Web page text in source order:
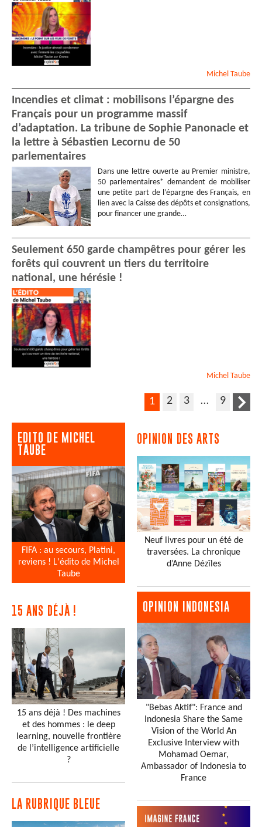
Michel Taube
Incendies et climat : mobilisons l’épargne des
Français pour un programme massif
d’adaptation. La tribune de Sophie Panonacle et
la lettre à Sébastien Lecornu de 50
parlementaires
Dans une lettre ouverte au Premier ministre,
50 parlementaires* demandent de mobiliser
une petite part de l’épargne des Français, en
lien avec la Caisse des dépôts et consignations,
pour financer une grande…
Seulement 650 garde champêtres pour gérer les
forêts qui couvrent un tiers du territoire
national, une hérésie !
Michel Taube
1 2 3 … 9
EDITO DE MICHEL
TAUBE
FIFA : au secours, Platini,
reviens ! L'édito de Michel
Taube
15 ANS DÉJÀ !
15 ans déjà ! Des machines
et des hommes : le deep
learning, nouvelle frontière
de l’intelligence artificielle
?
LA RUBRIQUE BLEUE
OPINION DES ARTS
Neuf livres pour un été de
traversées. La chronique
d’Anne Dézîles
OPINION INDONESIA
"Bebas Aktif": France and
Indonesia Share the Same
Vision of the World An
Exclusive Interview with
Mohamad Oemar,
Ambassador of Indonesia to
France